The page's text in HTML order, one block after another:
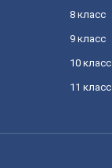
8 класс
9 класс
10 класс
11 класс